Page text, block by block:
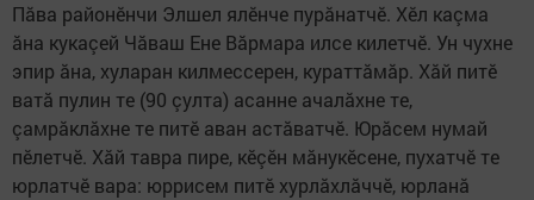
Пăва районӗнчи Элшел ялӗнче пурăнатчӗ. Хӗл каçма
ăна кукаçей Чăваш Ене Вăрмара илсе килетчӗ. Ун чухне
эпир ăна, хуларан килмессерен, кураттăмăр. Хăй питӗ
ватă пулин те (90 çулта) асанне ачалăхне те,
çамрăклăхне те питӗ аван астăватчӗ. Юрăсем нумай
пӗлетчӗ. Хăй тавра пире, кӗçӗн мăнукӗсене, пухатчӗ те
юрлатчӗ вара: юррисем питӗ хурлăхлăччӗ, юрланă